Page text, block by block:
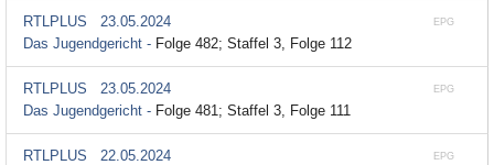
EPG
RTLPLUS
23.05.2024
Das Jugendgericht - Folge 482; Staffel 3, Folge 112
EPG
RTLPLUS
23.05.2024
Das Jugendgericht - Folge 481; Staffel 3, Folge 111
EPG
RTLPLUS
22.05.2024